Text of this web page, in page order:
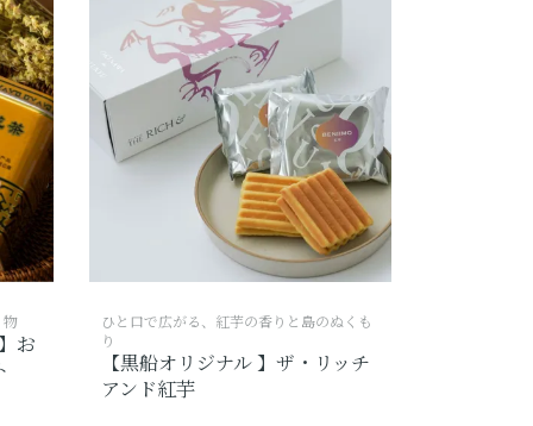
物
お
ひと口で広がる、紅芋の香りと島のぬくも
り
【黒船オリジナル 】ザ・リッチ
アンド紅芋